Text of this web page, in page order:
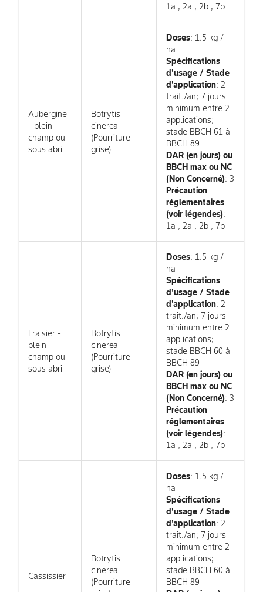
1a , 2a , 2b , 7b
Aubergine
- plein
champ ou
sous abri
Botrytis
cinerea
(Pourriture
grise)
Doses: 1.5 kg /
ha
Spécifications
d'usage / Stade
d'application: 2
trait./an; 7 jours
minimum entre 2
applications;
stade BBCH 61 à
BBCH 89
DAR (en jours) ou
BBCH max ou NC
(Non Concerné): 3
Précaution
réglementaires
(voir légendes):
1a , 2a , 2b , 7b
Fraisier -
plein
champ ou
sous abri
Botrytis
cinerea
(Pourriture
grise)
Doses: 1.5 kg /
ha
Spécifications
d'usage / Stade
d'application: 2
trait./an; 7 jours
minimum entre 2
applications;
stade BBCH 60 à
BBCH 89
DAR (en jours) ou
BBCH max ou NC
(Non Concerné): 3
Précaution
réglementaires
(voir légendes):
1a , 2a , 2b , 7b
Cassissier
Botrytis
cinerea
(Pourriture
Doses: 1.5 kg /
ha
Spécifications
d'usage / Stade
d'application: 2
trait./an; 7 jours
minimum entre 2
applications;
stade BBCH 60 à
BBCH 89